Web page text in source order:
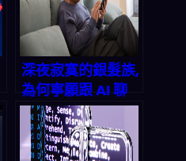
深夜寂寞的銀髮族,
為何寧願跟 AI 聊
天也不找家人?揭
開高齡社會的隱藏
真相